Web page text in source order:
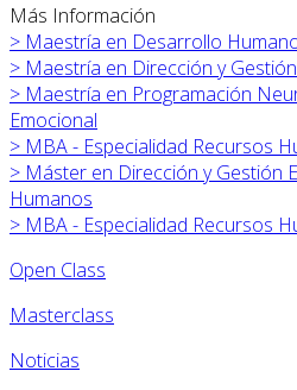
Más Información
> Maestría en Desarrollo
> Maestría en Dirección y
> Maestría en Programación
Emocional
> MBA - Especialidad Recursos
> Máster en Dirección y Gestión
Humanos
> MBA - Especialidad Recursos
Open Class
Masterclass
Noticias